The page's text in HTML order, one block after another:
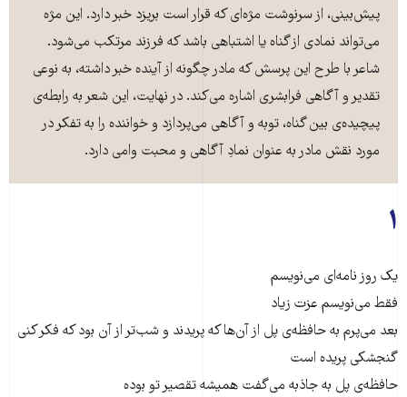
پیش‌بینی، از سرنوشت مژه‌ای که قرار است بریزد خبر دارد. این مژه
می‌تواند نمادی از گناه یا اشتباهی باشد که فرزند مرتکب می‌شود.
شاعر با طرح این پرسش که مادر چگونه از آینده خبر داشته، به نوعی
تقدیر و آگاهی فرابشری اشاره می‌کند. در نهایت، این شعر به رابطه‌ی
پیچیده‌ی بین گناه، توبه و آگاهی می‌پردازد و خواننده را به تفکر در
مورد نقش مادر به عنوان نمادِ آگاهی و محبت وامی دارد.
۱
یک روز نامه‌ای می‌نویسم
فقط می‌نویسم عزت زیاد
بعد می‌پرم به حافظه‌ی پل از آن‌ها که پریدند و شب‌تر از آن بود که فکر کنی
گنجشکی پریده‌ است
حافظه‌ی پل به جاذبه می‌گفت همیشه تقصیر تو بوده